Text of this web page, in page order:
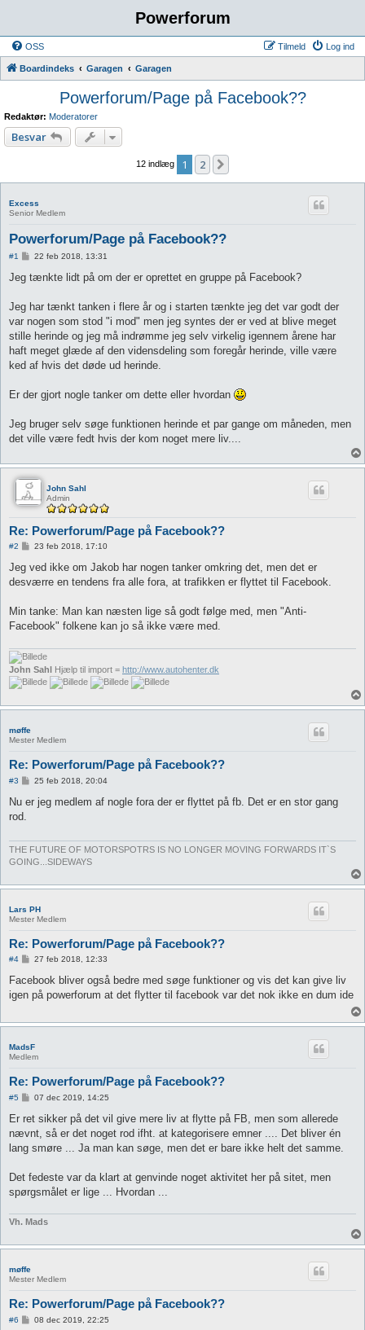
Powerforum
OSS Log ind
Tilmeld
Boardindeks Garagen Garagen
Powerforum/Page på Facebook??
Redaktør: Moderatorer
Besvar
12 indlæg 1 2
Excess
Senior Medlem
Powerforum/Page på Facebook??
#1
d
g
22 feb 2018, 13:31
Jeg tænkte lidt på om der er oprettet en gruppe på Facebook?
Jeg har tænkt tanken i flere år og i starten tænkte jeg det var godt der
var nogen som stod "i mod" men jeg syntes der er ved at blive meget
stille herinde og jeg må indrømme jeg selv virkelig igennem årene har
haft meget glæde af den vidensdeling som foregår herinde, ville være
ked af hvis det døde ud herinde.
Er der gjort nogle tanker om dette eller hvordan
Jeg bruger selv søge funktionen herinde et par gange om måneden, men
det ville være fedt hvis der kom noget mere liv....
John Sahl
Admin
Re: Powerforum/Page på Facebook??
#2
d
æ
23 feb 2018, 17:10
Jeg ved ikke om Jakob har nogen tanker omkring det, men det er
desværre en tendens fra alle fora, at trafikken er flyttet til Facebook.
Min tanke: Man kan næsten lige så godt følge med, men "Anti-
Facebook" folkene kan jo så ikke være med.
John Sahl Hjælp til import = http://www.autohenter.dk
møffe
Mester Medlem
Re: Powerforum/Page på Facebook??
#3
d
25 feb 2018, 20:04
Nu er jeg medlem af nogle fora der er flyttet på fb. Det er en stor gang
rod.
THE FUTURE OF MOTORSPOTRS IS NO LONGER MOVING FORWARDS IT`S
GOING...SIDEWAYS
Lars PH
Mester Medlem
Re: Powerforum/Page på Facebook??
#4
d
æ
27 feb 2018, 12:33
Facebook bliver også bedre med søge funktioner og vis det kan give liv
igen på powerforum at det flytter til facebook var det nok ikke en dum ide
MadsF
Medlem
Re: Powerforum/Page på Facebook??
#5
d
æ
g
07 dec 2019, 14:25
Er ret sikker på det vil give mere liv at flytte på FB, men som allerede
nævnt, så er det noget rod ifht. at kategorisere emner .... Det bliver én
lang smøre ... Ja man kan søge, men det er bare ikke helt det samme.
Det fedeste var da klart at genvinde noget aktivitet her på sitet, men
spørgsmålet er lige ... Hvordan ...
Vh. Mads
møffe
Mester Medlem
Re: Powerforum/Page på Facebook??
#6 08 dec 2019, 22:25